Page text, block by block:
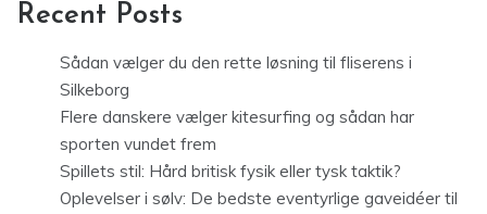
Recent Posts
Sådan vælger du den rette løsning til fliserens i
Silkeborg
Flere danskere vælger kitesurfing og sådan har
sporten vundet frem
Spillets stil: Hård britisk fysik eller tysk taktik?
Oplevelser i sølv: De bedste eventyrlige gaveidéer til